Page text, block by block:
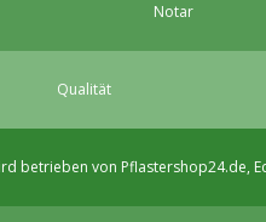
Notar
Qualität
betrieben von Pflastershop24.de,